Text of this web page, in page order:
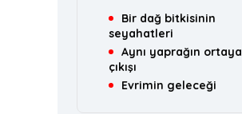
Bir dağ bitkisinin
seyahatleri
Aynı yaprağın ortaya
çıkışı
Evrimin geleceği